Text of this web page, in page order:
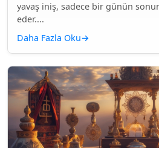
yavaş iniş, sadece bir günün
eder....
Daha Fazla Oku→